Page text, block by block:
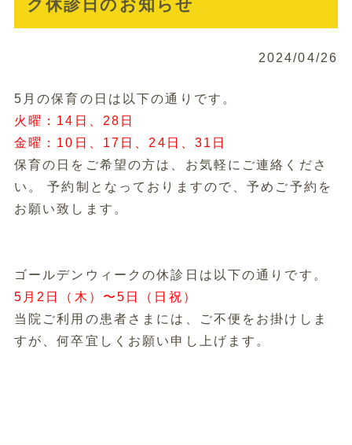
ク休診日のお知らせ
2024/04/26
5月の保育の日は以下の通りです。
火曜：14日、28日
金曜：10日、17日、24日、31日
保育の日をご希望の方は、お気軽にご連絡くださ
い。 予約制となっておりますので、予めご予約を
お願い致します。
ゴールデンウィークの休診日は以下の通りです。
5月2日（木）〜5日（日祝）
当院ご利用の患者さまには、ご不便をお掛けしま
すが、何卒宜しくお願い申し上げます。